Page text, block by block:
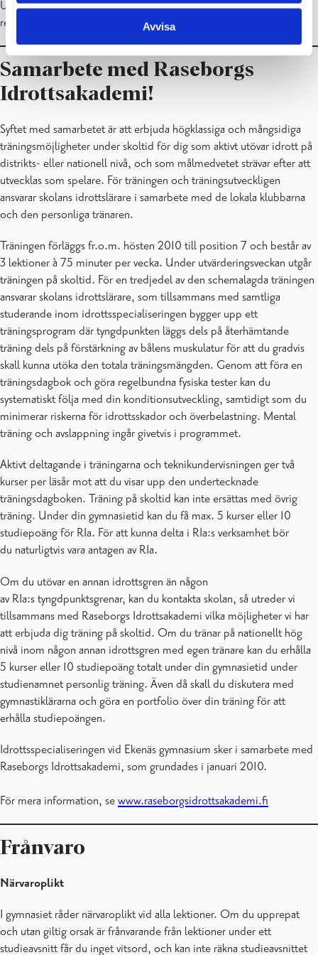
Avvisa
Utbildningsstyrelsens anvisningar och bedömningskriterier för
respektive gymnasiediplom.
Samarbete med Raseborgs
Idrottsakademi!
Syftet med samarbetet är att erbjuda högklassiga och mångsidiga
träningsmöjligheter under skoltid för dig som aktivt utövar idrott på
distrikts- eller nationell nivå, och som målmedvetet strävar efter att
utvecklas som spelare. För träningen och träningsutveckligen
ansvarar skolans idrottslärare i samarbete med de lokala klubbarna
och den personliga tränaren.
Träningen förläggs fr.o.m. hösten 2010 till position 7 och består av
3 lektioner à 75 minuter per vecka. Under utvärderingsveckan utgår
träningen på skoltid. För en tredjedel av den schemalagda träningen
ansvarar skolans idrottslärare, som tillsammans med samtliga
studerande inom idrottsspecialiseringen bygger upp ett
träningsprogram där tyngdpunkten läggs dels på återhämtande
träning dels på förstärkning av bålens muskulatur för att du gradvis
skall kunna utöka den totala träningsmängden. Genom att föra en
träningsdagbok och göra regelbundna fysiska tester kan du
systematiskt följa med din konditionsutveckling, samtidigt som du
minimerar riskerna för idrottsskador och överbelastning. Mental
träning och avslappning ingår givetvis i programmet.
Aktivt deltagande i träningarna och teknikundervisningen ger två
kurser per läsår mot att du visar upp den undertecknade
träningsdagboken. Träning på skoltid kan inte ersättas med övrig
träning. Under din gymnasietid kan du få max. 5 kurser eller 10
studiepoäng för RIa. För att kunna delta i RIa:s verksamhet bör
du naturligtvis vara antagen av RIa.
Om du utövar en annan idrottsgren än någon
av RIa:s tyngdpunktsgrenar, kan du kontakta skolan, så utreder vi
tillsammans med Raseborgs Idrottsakademi vilka möjligheter vi har
att erbjuda dig träning på skoltid. Om du tränar på nationellt hög
nivå inom någon annan idrottsgren med egen tränare kan du erhålla
5 kurser eller 10 studiepoäng totalt under din gymnasietid under
studienamnet personlig träning. Även då skall du diskutera med
gymnastiklärarna och göra en portfolio över din träning för att
erhålla studiepoängen.
Idrottsspecialiseringen vid Ekenäs gymnasium sker i samarbete med
Raseborgs Idrottsakademi, som grundades i januari 2010.
För mera information, se www.raseborgsidrottsakademi.fi
Frånvaro
Närvaroplikt
I gymnasiet råder närvaroplikt vid alla lektioner. Om du upprepat
och utan giltig orsak är frånvarande från lektioner under ett
studieavsnitt får du inget vitsord, och kan inte räkna studieavsnittet